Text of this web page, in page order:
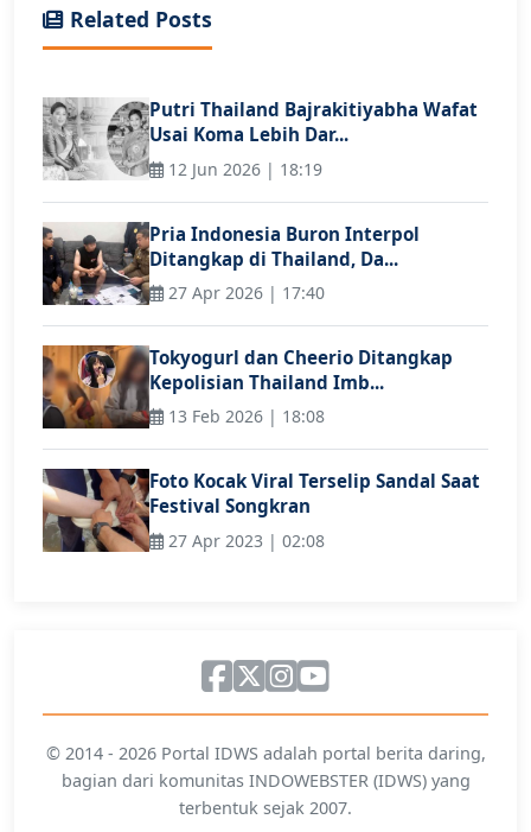
Related Posts
Putri Thailand Bajrakitiyabha Wafat
Usai Koma Lebih Dar...
12 Jun 2026 | 18:19
Pria Indonesia Buron Interpol
Ditangkap di Thailand, Da...
27 Apr 2026 | 17:40
Tokyogurl dan Cheerio Ditangkap
Kepolisian Thailand Imb...
13 Feb 2026 | 18:08
Foto Kocak Viral Terselip Sandal Saat
Festival Songkran
27 Apr 2023 | 02:08
© 2014 - 2026 Portal IDWS adalah portal berita daring,
bagian dari komunitas INDOWEBSTER (IDWS) yang
terbentuk sejak 2007.